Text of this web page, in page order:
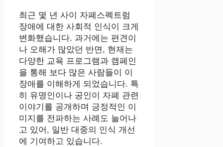
최근 몇 년 사이 자폐스펙트럼
장애에 대한 사회적 인식이 크게
변화했습니다. 과거에는 편견이
나 오해가 많았던 반면, 현재는
다양한 교육 프로그램과 캠페인
을 통해 보다 많은 사람들이 이
장애를 이해하게 되었습니다. 특
히 유명인이나 공인이 자폐 관련
이야기를 공개하며 긍정적인 이
미지를 전파하는 사례도 늘어나
고 있어, 일반 대중의 인식 개선
에 기여하고 있습니다.